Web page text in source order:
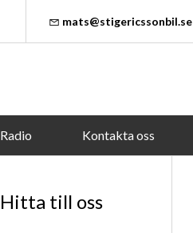
mats@stigericssonbil.se
Radio Kontakta oss
Hitta till oss